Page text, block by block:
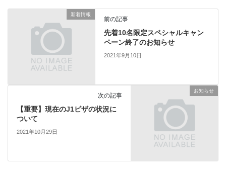
新着情報
前の記事
先着10名限定スペシャルキャン
ペーン終了のお知らせ
2021年9月10日
お知らせ
次の記事
【重要】現在のJ1ビザの状況に
ついて
2021年10月29日